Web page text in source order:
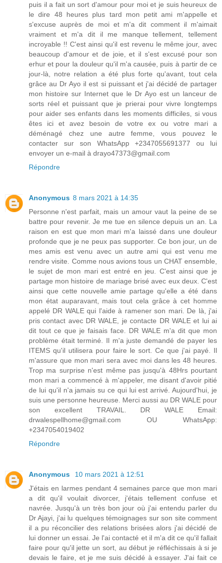
puis il a fait un sort d'amour pour moi et je suis heureux de
le dire 48 heures plus tard mon petit ami m'appelle et
s'excuse auprès de moi et m'a dit comment il m'aimait
vraiment et m'a dit il me manque tellement, tellement
incroyable !! C'est ainsi qu'il est revenu le même jour, avec
beaucoup d'amour et de joie, et il s'est excusé pour son
erhur et pour la douleur qu'il m'a causée, puis à partir de ce
jour-là, notre relation a été plus forte qu'avant, tout cela
grâce au Dr Ayo il est si puissant et j'ai décidé de partager
mon histoire sur Internet que le Dr Ayo est un lanceur de
sorts réel et puissant que je prierai pour vivre longtemps
pour aider ses enfants dans les moments difficiles, si vous
êtes ici et avez besoin de votre ex ou votre mari a
déménagé chez une autre femme, vous pouvez le
contacter sur son WhatsApp +2347055691377 ou lui
envoyer un e-mail à drayo47373@gmail.com
Répondre
Anonymous 8 mars 2021 à 14:35
Personne n'est parfait, mais un amour vaut la peine de se
battre pour revenir. Je me tue en silence depuis un an. La
raison en est que mon mari m'a laissé dans une douleur
profonde que je ne peux pas supporter. Ce bon jour, un de
mes amis est venu avec un autre ami qui est venu me
rendre visite. Comme nous avions tous un CHAT ensemble,
le sujet de mon mari est entré en jeu. C'est ainsi que je
partage mon histoire de mariage brisé avec eux deux. C'est
ainsi que cette nouvelle amie partage qu'elle a été dans
mon état auparavant, mais tout cela grâce à cet homme
appelé DR WALE qui l'aide à ramener son mari. De là, j'ai
pris contact avec DR WALE, je contacte DR WALE et lui ai
dit tout ce que je faisais face. DR WALE m'a dit que mon
problème était terminé. Il m'a juste demandé de payer les
ITEMS qu'il utilisera pour faire le sort. Ce que j'ai payé. Il
m'assure que mon mari sera avec moi dans les 48 heures.
Trop ma surprise n'est même pas jusqu'à 48Hrs pourtant
mon mari a commencé à m'appeler, me disant d'avoir pitié
de lui qu'il n'a jamais su ce qui lui est arrivé. Aujourd'hui, je
suis une personne heureuse. Merci aussi au DR WALE pour
son excellent TRAVAIL. DR WALE Email:
drwalespellhome@gmail.com OU WhatsApp:
+2347054019402
Répondre
Anonymous
10 mars 2021 à 12:51
J'étais en larmes pendant 4 semaines parce que mon mari
a dit qu'il voulait divorcer, j'étais tellement confuse et
navrée. Jusqu'à un très bon jour où j'ai entendu parler du
Dr Ajayi, j'ai lu quelques témoignages sur son site comment
il a pu réconcilier des relations brisées alors j'ai décidé de
lui donner un essai. Je l'ai contacté et il m'a dit ce qu'il fallait
faire pour qu'il jette un sort, au début je réfléchissais à si je
devais le faire, et je me suis décidé à essayer. J'ai fait ce